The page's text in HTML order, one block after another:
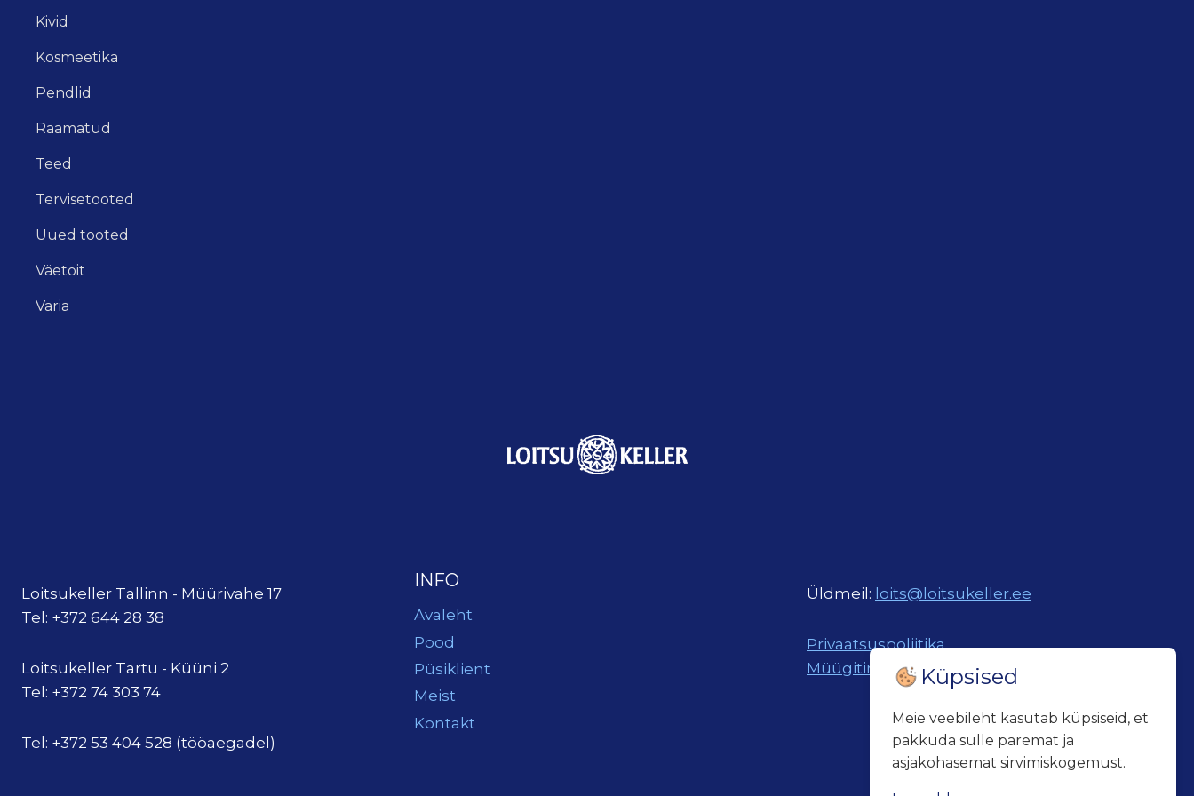
Kivid
Kosmeetika
Pendlid
Raamatud
Teed
Tervisetooted
Uued tooted
Väetoit
Varia
Loitsukeller Tallinn - Müürivahe 17
Tel: +372 644 28 38
Loitsukeller Tartu - Küüni 2
Tel: +372 74 303 74
Tel: +372 53 404 528 (tööaegadel)
INFO
Avaleht
Pood
Püsiklient
Meist
Kontakt
Üldmeil: loits@loitsukeller.ee
Privaatsuspoliitika
MüügitingimusedKüpsised
Meie veebileht kasutab küpsiseid, et
pakkuda sulle paremat ja
asjakohasemat sirvimiskogemust.